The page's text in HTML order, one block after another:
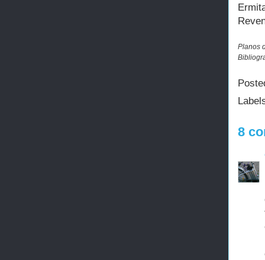
Planos
8